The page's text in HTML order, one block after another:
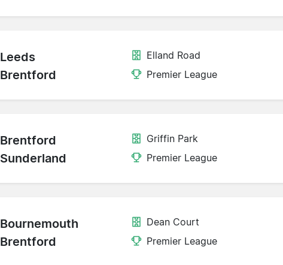
Leeds
Brentford
Elland Road
Premier League
Brentford
Sunderland
Griffin Park
Premier League
Bournemouth
Brentford
Dean Court
Premier League